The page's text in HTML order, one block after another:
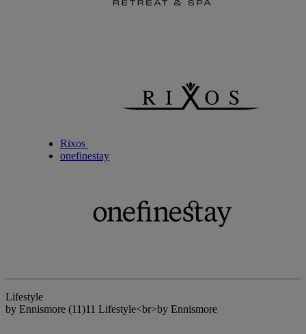
Rixos
onefinestay
Lifestyle
by Ennismore (11)11 Lifestyle<br>by Ennismore